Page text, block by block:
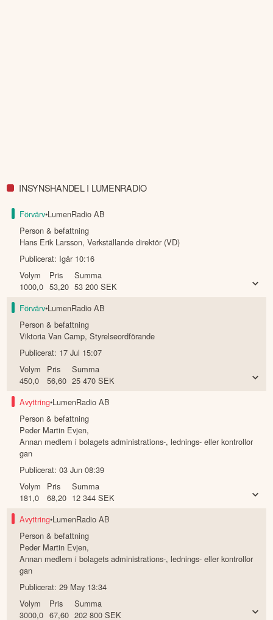
INSYNSHANDEL I LUMENRADIO
Förvärv•LumenRadio AB
Person & befattning
Hans Erik Larsson,Verkställande direktör (VD)
Publicerat: Igår 10:16
Volym
1000,0
Pris
53,20
Summa
53 200 SEK
Förvärv•LumenRadio AB
Person & befattning
Viktoria Van Camp,Styrelseordförande
Publicerat: 17 Jul 15:07
Volym
450,0
Pris
56,60
Summa
25 470 SEK
Avyttring•LumenRadio AB
Person & befattning
Peder Martin Evjen,
Annan medlem i bolagets administrations-, lednings- eller kontrollor
gan
Publicerat:03 Jun 08:39
Volym
181,0
Pris
68,20
Summa
12 344 SEK
Avyttring•LumenRadio AB
Person & befattning
Peder Martin Evjen,
Annan medlem i bolagets administrations-, lednings- eller kontrollor
gan
Publicerat:29 May 13:34
Volym
3000,0
Pris
67,60
Summa
202 800 SEK